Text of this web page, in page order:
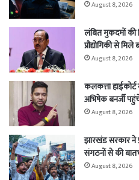
August 8, 2026
लंबित मुकदमों की
प्रौद्योगिकी से
August 8, 2026
कलकत्ता
अभिषेक बनर्जी
August 8, 2026
झारखंड सरकार ने
संगठनों से की
August 8, 2026